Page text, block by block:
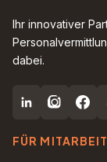
Ihr innovativer
dabei.
FÜR